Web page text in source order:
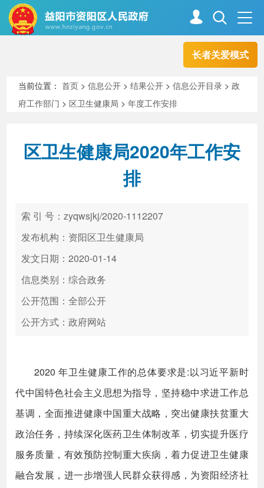
长者关爱模式
走进资阳
新闻中心 解读回应
政务服务
高效办成一件事
当前位置：首页 >信息公开 >结果公开 >信息公开目录 >政
府工作部门 > 区卫生健康局 >年度工作安排
区卫生健康局2020年工作安
排
索 引 号：zyqwsjkj/2020-1112207
发布机构：资阳区卫生健康局
发文日期：2020-01-14
信息类别：综合政务
公开范围：全部公开
公开方式：政府网站
2020 年卫生健康工作的总体要求是:以习近平新时
代中国特色社会主义思想为指导，坚持稳中求进工作总
基调，全面推进健康中国重大战略，突出健康扶贫重大
政治任务，持续深化医药卫生体制改革，切实提升医疗
服务质量，有效预防控制重大疾病，着力促进卫生健康
融合发展，进一步增强人民群众获得感，为资阳经济社